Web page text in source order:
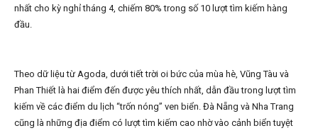
nhất cho kỳ nghỉ tháng 4, chiếm 80% trong số 10 lượt tìm kiếm hàng
đầu.
Theo dữ liệu từ Agoda, dưới tiết trời oi bức của mùa hè, Vũng Tàu và
Phan Thiết là hai điểm đến được yêu thích nhất, dẫn đầu trong lượt tìm
kiếm về các điểm du lịch “trốn nóng” ven biển. Đà Nẵng và Nha Trang
cũng là những địa điểm có lượt tìm kiếm cao nhờ vào cảnh biển tuyệt